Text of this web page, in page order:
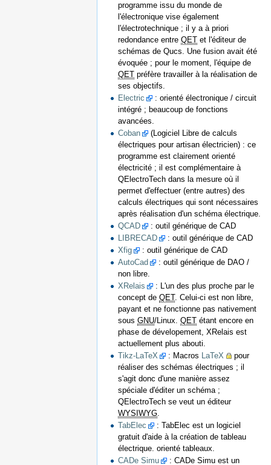
programme issu du monde de
l'électronique vise également
l'électrotechnique ; il y a à priori
redondance entreQET et l'éditeur de
schémas de Qucs. Une fusion avait été
évoquée ; pour le moment, l'équipe de
QET préfère travailler à la réalisation de
ses objectifs.
Electric
: orienté électronique / circuit
intégré ; beaucoup de fonctions
avancées.
Coban
(Logiciel Libre de calculs
électriques pour artisan électricien) : ce
programme est clairement orienté
électricité ; il est complémentaire à
QElectroTech dans la mesure où il
permet d'effectuer (entre autres) des
calculs électriques qui sont nécessaires
après réalisation d'un schéma électrique.
QCAD
: outil générique de CAD
LIBRECAD
: outil générique de CAD
Xfig
: outil générique de CAD
AutoCad
: outil générique de DAO /
non libre.
XRelais
: L'un des plus proche par le
concept deQET. Celui-ci est non libre,
payant et ne fonctionne pas nativement
sousGNU/Linux.QET étant encore en
phase de dévelopement, XRelais est
actuellement plus abouti.
Tikz-LaTeX
: Macros LaTeX
pour
réaliser des schémas électriques ; il
s'agit donc d'une manière assez
spéciale d'éditer un schéma ;
QElectroTech se veut un éditeur
WYSIWYG.
TabElec
: TabElec est un logiciel
gratuit d'aide à la création de tableau
électrique. orienté tableaux.
CADe Simu
: CADe Simu est un